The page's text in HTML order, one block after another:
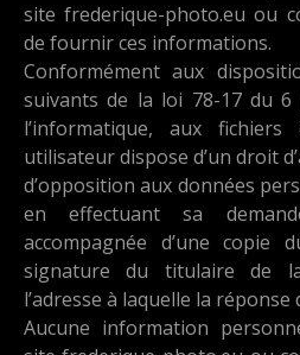
site frederique-photo.eu ou
de fournir ces informations.
Conformément aux
suivants de la loi 78-17 du
l’informatique, aux
utilisateur dispose d’un droit
d’opposition aux données
en effectuant sa
accompagnée d’une copie
signature du titulaire de
l’adresse à laquelle la
Aucune information